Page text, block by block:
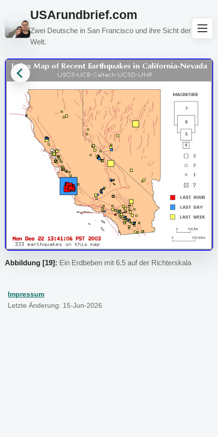
USArundbrief.com
Zwei Deutsche in San Francisco und ihre Sicht der
Welt.
Abbildung [19]: Ein Erdbeben mit 6.5 auf der Richterskala
Impressum
Letzte Änderung: 15-Jun-2026